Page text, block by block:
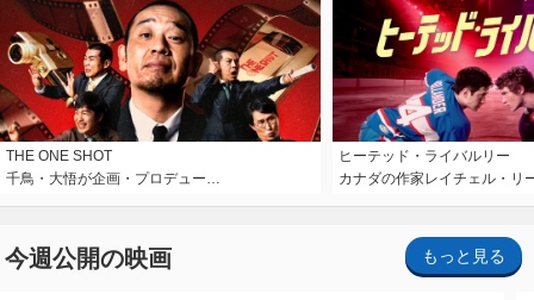
THE ONE SHOT
千鳥・大悟が企画・プロデュー…
ヒーテッド・ライバルリー
カナダの作家レイチェル・リ
今週公開の映画 もっと見る